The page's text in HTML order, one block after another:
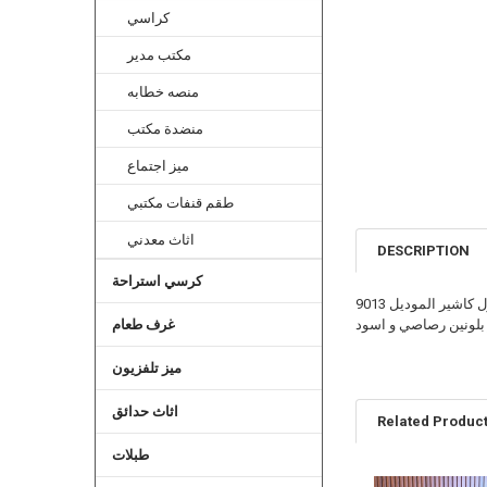
كراسي
مكتب مدير
منصه خطابه
منضدة مكتب
ميز اجتماع
طقم قنفات مكتبي
اثاث معدني
كرسي استراحة
غرف طعام
ميز تلفزيون
اثاث حدائق
طبلات
DESCRIPTION
الموديل 9013
بلونين رصاصي و اسود
Related